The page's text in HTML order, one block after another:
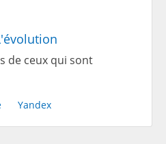
de ceux qui sont
Yandex